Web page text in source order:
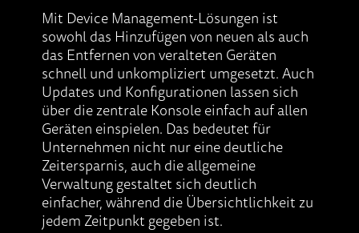
Mit Device Management-Lösungen ist
sowohl das Hinzufügen von neuen als auch
das Entfernen von veralteten Geräten
schnell und unkompliziert umgesetzt. Auch
Updates und Konfigurationen lassen sich
über die zentrale Konsole einfach auf allen
Geräten einspielen. Das bedeutet für
Unternehmen nicht nur eine deutliche
Zeitersparnis, auch die allgemeine
Verwaltung gestaltet sich deutlich
einfacher, während dieÜbersichtlichkeit zu
jedem Zeitpunkt gegeben ist.